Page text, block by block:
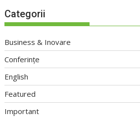
Categorii
Business & Inovare
Conferințe
English
Featured
Important